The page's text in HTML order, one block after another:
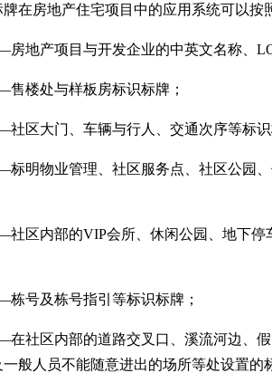
在房地产住宅项目中的应用系统可以按
地产项目与开发企业的中英文名称、
楼处与样板房标识标牌；
区大门、车辆与行人、交通次序等标
明物业管理、社区服务点、社区公园
区内部的VIP会所、休闲公园、地下停
号及栋号指引等标识标牌；
社区内部的道路交叉口、溪流河边、
般人员不能随意进出的场所等处设置的